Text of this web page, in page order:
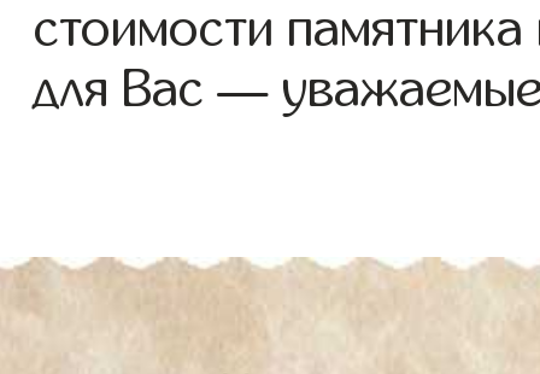
стоимости
для Вас —